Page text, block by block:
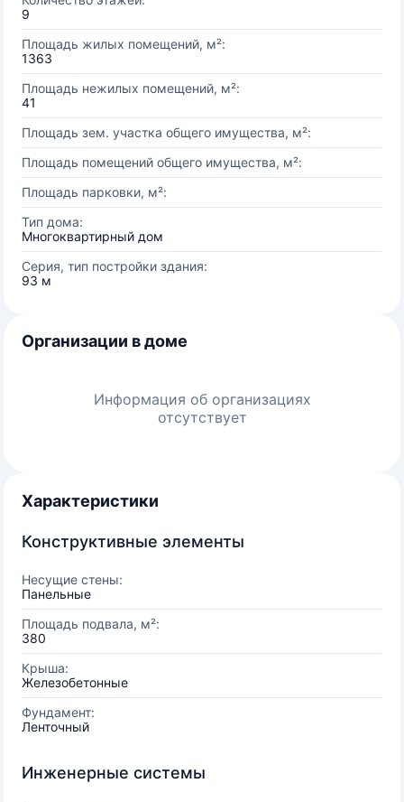
9
Площадь жилых помещений, м²:
1363
Площадь нежилых помещений, м²:
41
Площадь зем. участка общего имущества, м²:
Площадь помещений общего имущества, м²:
Площадь парковки, м²:
Тип дома:
Многоквартирный дом
Серия, тип постройки здания:
93 м
Организации в доме
Информация об организациях
отсутствует
Характеристики
Конструктивные элементы
Несущие стены:
Панельные
Площадь подвала, м²:
380
Крыша:
Железобетонные
Фундамент:
Ленточный
Инженерные системы